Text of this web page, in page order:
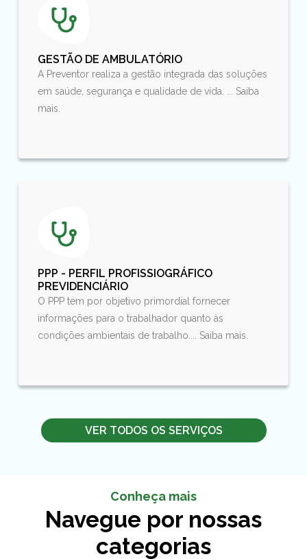
GESTÃO DE AMBULATÓRIO
A Preventor realiza a gestão integrada das soluções
em saúde, segurança e qualidade de vida. ... Saiba
mais.
PPP - PERFIL PROFISSIOGRÁFICO
PREVIDENCIÁRIO
O PPP tem por objetivo primordial fornecer
informações para o trabalhador quanto às
condições ambientais de trabalho.... Saiba mais.
VER TODOS OS SERVIÇOS
Conheça mais
Navegue por nossas
categorias